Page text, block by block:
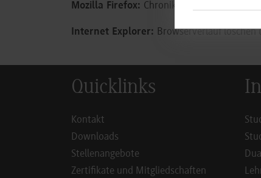
Mozilla Firefox: Chronik löschen über die
Internet Explorer: Browserverlauf löschen
Quicklinks
Kontakt
Downloads
Stellenangebote
Zertifikate und Mitgliedschaften